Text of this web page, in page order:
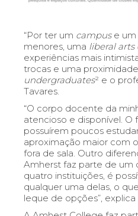
“Por ter um campuse um
menores, uma liberal arts
experiências mais
trocas e uma
undergraduates² e o
Tavares.
“O corpo docente da
atencioso e disponível. O
possuírem poucos
aproximação maior com
fora de sala. Outro
Amherst faz parte de um
quatro instituições, é
qualquer uma delas, o
leque de opções”, explica